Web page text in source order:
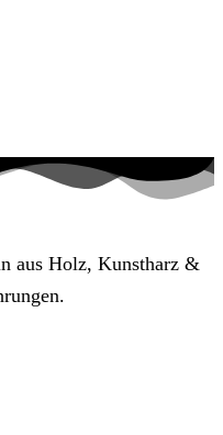
aus Holz, Kunstharz &